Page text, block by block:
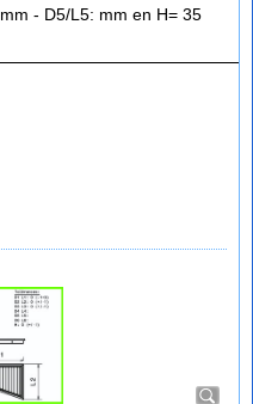
- D5/L5: mm en H= 35